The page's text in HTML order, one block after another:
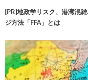
[PR]地政学リスク、港湾混
ジ方法「FFA」とは